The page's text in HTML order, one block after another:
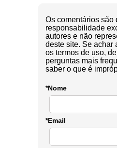
Os comentários são
responsabilidade
autores e não
deste site. Se achar
os termos de uso,
perguntas mais
saber o que é
*Nome
*Email